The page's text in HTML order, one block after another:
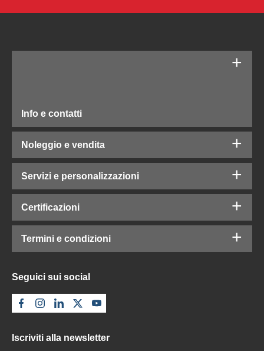
Info e contatti
Noleggio e vendita
Servizi e personalizzazioni
Certificazioni
Termini e condizioni
Seguici sui social
Iscriviti alla newsletter